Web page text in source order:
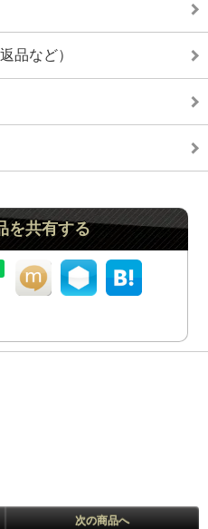
品など）
を共有する
次の商品へ